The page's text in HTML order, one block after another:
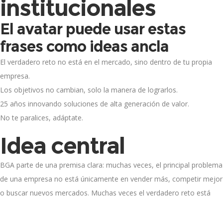
institucionales
El avatar puede usar estas
frases como ideas ancla
El verdadero reto no está en el mercado, sino dentro de tu propia
empresa.
Los objetivos no cambian, solo la manera de lograrlos.
25 años innovando soluciones de alta generación de valor.
No te paralices, adáptate.
Idea central
BGA parte de una premisa clara: muchas veces, el principal problema
de una empresa no está únicamente en vender más, competir mejor
o buscar nuevos mercados. Muchas veces el verdadero reto está